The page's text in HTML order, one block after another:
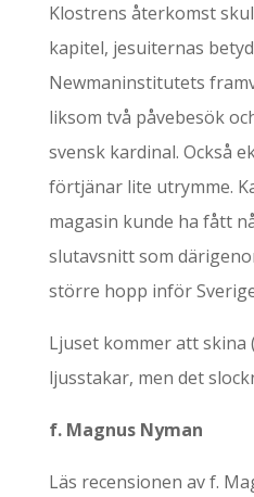
Klostrens återkomst
kapitel, jesuiternas
Newmaninstitutets
liksom två påvebesök
svensk kardinal. Också
förtjänar lite utrymme.
magasin kunde ha fått
slutavsnitt som
större hopp inför
Ljuset kommer att skina
ljusstakar, men det
f. Magnus Nyman
Läs recensionen av f.